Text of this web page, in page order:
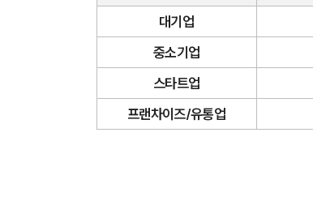
대기업
중소기업
스타트업
프랜차이즈/유통업